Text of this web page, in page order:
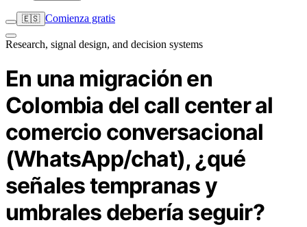
🇪🇸 Comienza gratis
Research, signal design, and decision systems
En una migración en
Colombia del call center al
comercio conversacional
(WhatsApp/chat), ¿qué
señales tempranas y
umbrales debería seguir?